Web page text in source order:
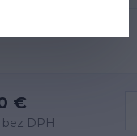
€
bez DPH